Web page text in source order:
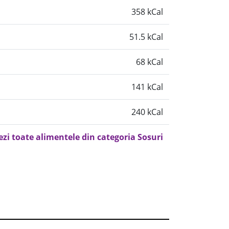
358 kCal
51.5 kCal
68 kCal
141 kCal
240 kCal
toate alimentele din categoria Sosuri